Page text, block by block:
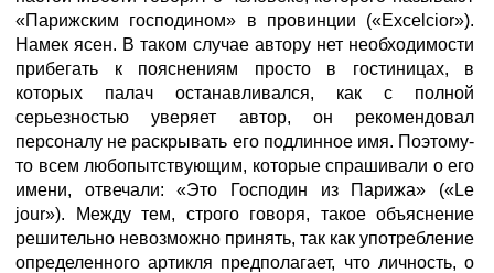
«Парижским господином» в провинции («Excelcior»).
Намек ясен. В таком случае автору нет необходимости
прибегать к пояснениям просто в гостиницах, в
которых палач останавливался, как с полной
серьезностью уверяет автор, он рекомендовал
персоналу не раскрывать его подлинное имя. Поэтому-
то всем любопытствующим, которые спрашивали о его
имени, отвечали: «Это Господин из Парижа» («Le
jour»). Между тем, строго говоря, такое объяснение
решительно невозможно принять, так как употребление
определенного артикля предполагает, что личность, о